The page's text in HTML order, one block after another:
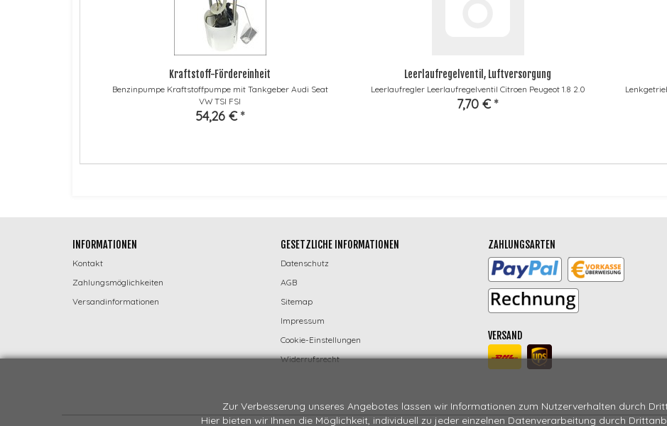
Zur Verbesserung unseres Angebotes lassen wir Informationen zum Nutzerverhalten durch
Hier bieten wir Ihnen die Möglichkeit, individuell zu jeder einzelnen Datenverarbeitung durch
Kraftstoff-Fördereinheit
Benzinpumpe Kraftstoffpumpe mit Tankgeber Audi Seat
VW TSI FSI
54,26 € *
Leerlaufregelventil, Luftversorgung
Leerlaufregler Leerlaufregelventil Citroen Peugeot 1.8 2.0
7,70 € *
INFORMATIONEN
Kontakt
Zahlungsmöglichkeiten
Versandinformationen
GESETZLICHE INFORMATIONEN
Datenschutz
AGB
Sitemap
Impressum
Cookie-Einstellungen
Widerrufsrecht
ZAHLUNGSARTEN
VERSAND